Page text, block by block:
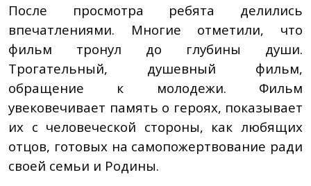
После просмотра ребята делились
впечатлениями. Многие отметили, что
фильм тронул до глубины души.
Трогательный, душевный фильм,
обращение к молодежи. Фильм
увековечивает память о героях, показывает
их с человеческой стороны, как любящих
отцов, готовых на самопожертвование ради
своей семьи и Родины.